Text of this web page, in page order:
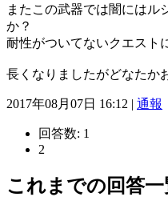
またこの武器では闇にはル
か？
耐性がついてないクエスト
長くなりましたがどなたか
2017年08月07日 16:12 | 通報
回答数: 1
2
これまでの回答一